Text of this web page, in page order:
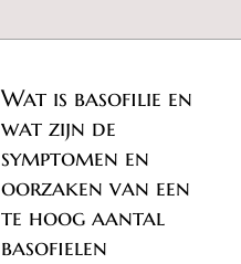
Wat is basofilie en
wat zijn de
symptomen en
oorzaken van een
te hoog aantal
basofielen